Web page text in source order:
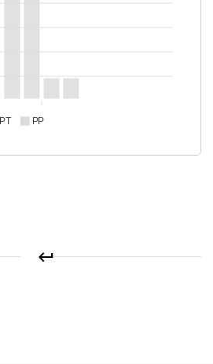
PT PP
keyboard_return